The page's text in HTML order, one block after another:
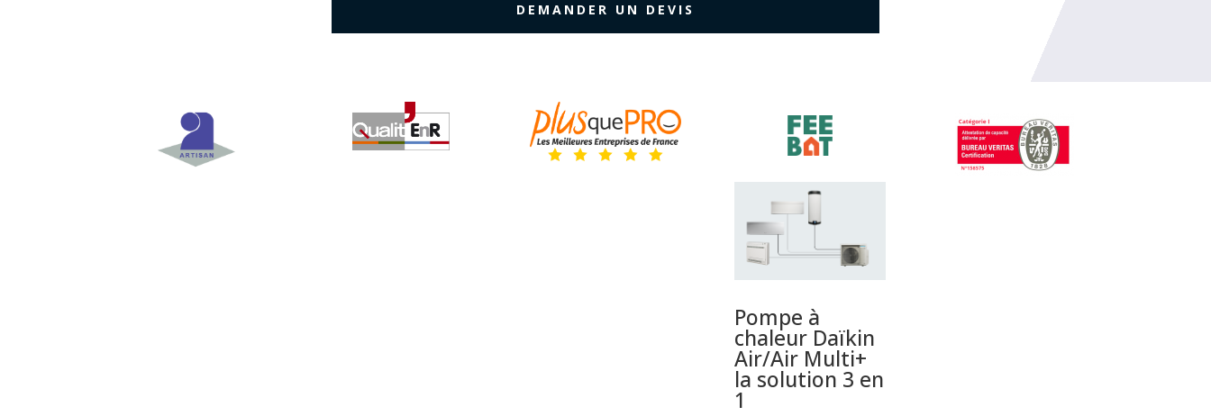
DEMANDER UN DEVIS
Pompe à
chaleur Daïkin
Air/Air Multi+
la solution 3 en
1